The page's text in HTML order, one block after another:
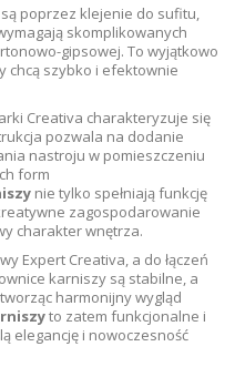
poprzez klejenie do sufitu,
skomplikowanych
gipsowej. To wyjątkowo
chcą szybko i efektownie
Creativa charakteryzuje się
pozwala na dodanie
nastroju w pomieszczeniu
form
nie tylko spełniają funkcję
zagospodarowanie
charakter wnętrza.
Expert Creativa, a do łączeń
karniszy są stabilne, a
harmonijny wygląd
to zatem funkcjonalne i
elegancję i nowoczesność